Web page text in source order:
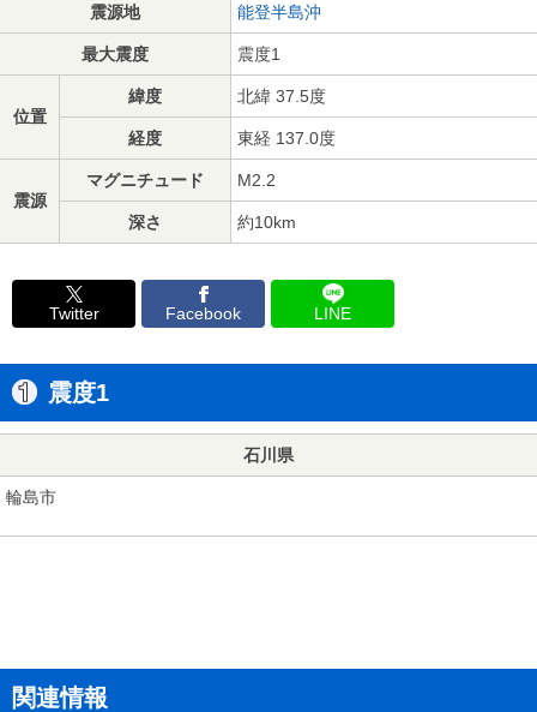
震源地 能登半島沖
最大震度 震度1
位置
緯度 北緯 37.5度
経度 東経 137.0度
震源
マグニチュード M2.2
深さ 約10km
Twitter Facebook LINE
震度1
石川県
輪島市
関連情報